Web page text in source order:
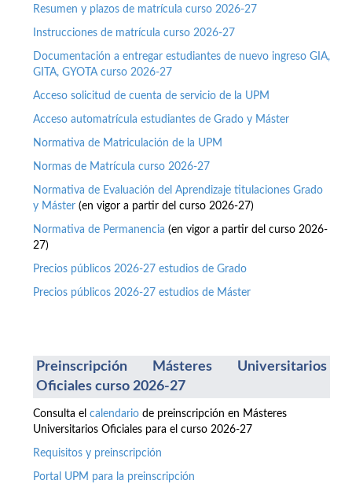
Resumen y plazos de matrícula curso 2026-27
Instrucciones de matrícula curso 2026-27
Documentación a entregar estudiantes de nuevo ingreso GIA,
GITA, GYOTA curso 2026-27
Acceso solicitud de cuenta de servicio de la UPM
Acceso automatrícula estudiantes de Grado y Máster
Normativa de Matriculación de la UPM
Normas de Matrícula curso 2026-27
Normativa de Evaluación del Aprendizaje titulaciones Grado
y Máster (en vigor a partir del curso 2026-27)
Normativa de Permanencia (en vigor a partir del curso 2026-
27)
Precios públicos 2026-27 estudios de Grado
Precios públicos 2026-27 estudios de Máster
Preinscripción Másteres Universitarios
Oficiales curso 2026-27
Consulta el calendario de preinscripción en Másteres
Universitarios Oficiales para el curso 2026-27
Requisitos y preinscripción
Portal UPM para la preinscripción